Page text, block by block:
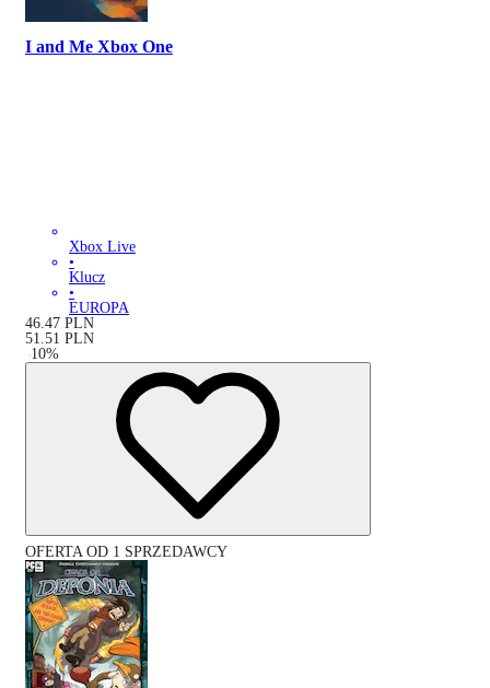
I and Me Xbox One
Xbox Live
•
Klucz
•
EUROPA
46.47 PLN
51.51 PLN
-10%
OFERTA OD 1 SPRZEDAWCY